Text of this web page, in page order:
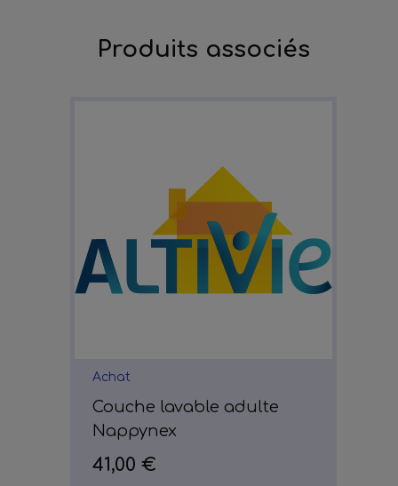
Produits associés
Achat
Couche lavable adulte
Nappynex
41,00 €